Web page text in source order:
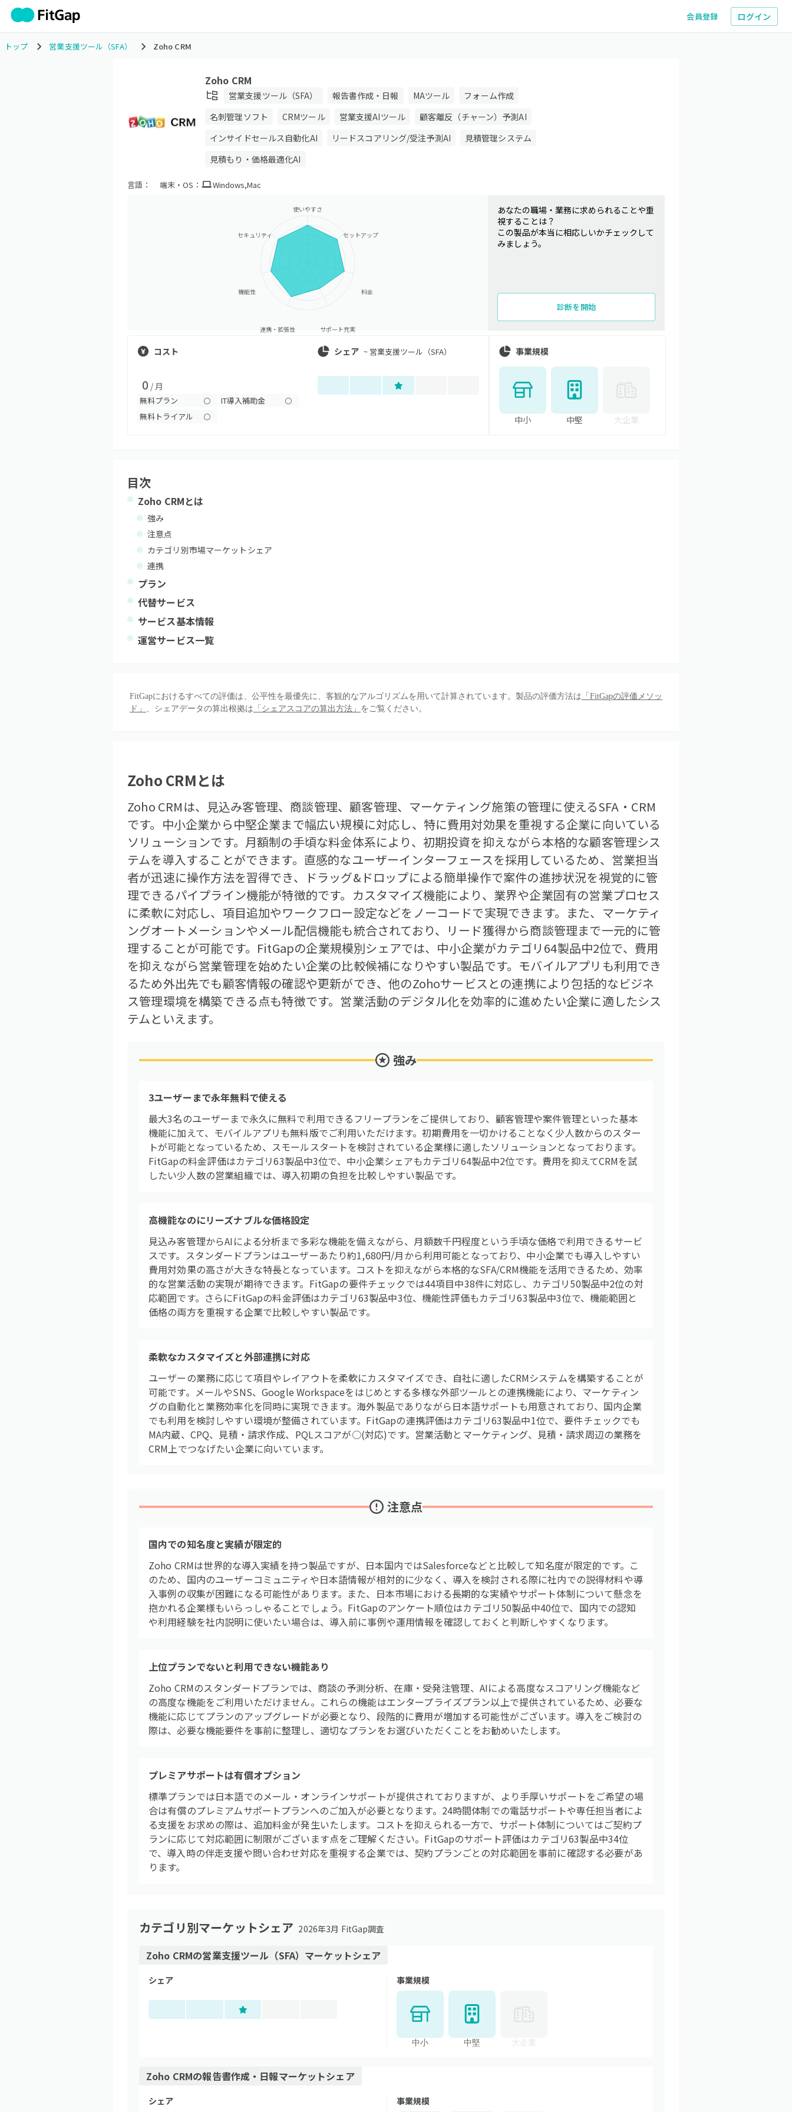
会員登録 ログイン
トップ 営業支援ツール（SFA） Zoho CRM
Zoho CRM
営業支援ツール（SFA） 報告書作成・日報 MAツール
フォーム作成
名刺管理ソフト
CRMツール 営業支援AIツール
顧客離反（チャーン）予測AI
インサイドセールス自動化AI
リードスコアリング/受注予測AI
見積管理システム
見積もり・価格最適化AI
言語： 端末・OS： Windows,Mac
使いやすさ
セットアップ
料金
サポート充実
連携・拡張性
機能性
セキュリティ
あなたの職場・業務に求められることや重
視することは？
この製品が本当に相応しいかチェックして
みましょう。
診断を開始
コスト
0 / 月
無料プラン 〇 IT導入補助金 〇
無料トライアル 〇
シェア ~ 営業支援ツール（SFA） 事業規模
中小 中堅 大企業
目次
Zoho CRMとは
強み
注意点
カテゴリ別市場マーケットシェア
連携
プラン
代替サービス
サービス基本情報
運営サービス一覧
FitGapにおけるすべての評価は、公平性を最優先に、客観的なアルゴリズムを用いて計算されています。製品の評価方法は 「FitGapの評価メソッ
ド」 、シェアデータの算出根拠は 「シェアスコアの算出方法」 をご覧ください。
Zoho CRMとは
Zoho CRMは、見込み客管理、商談管理、顧客管理、マーケティング施策の管理に使えるSFA・CRM
です。中小企業から中堅企業まで幅広い規模に対応し、特に費用対効果を重視する企業に向いている
ソリューションです。月額制の手頃な料金体系により、初期投資を抑えながら本格的な顧客管理シス
テムを導入することができます。直感的なユーザーインターフェースを採用しているため、営業担当
者が迅速に操作方法を習得でき、ドラッグ&ドロップによる簡単操作で案件の進捗状況を視覚的に管
理できるパイプライン機能が特徴的です。カスタマイズ機能により、業界や企業固有の営業プロセス
に柔軟に対応し、項目追加やワークフロー設定などをノーコードで実現できます。また、マーケティ
ングオートメーションやメール配信機能も統合されており、リード獲得から商談管理まで一元的に管
理することが可能です。FitGapの企業規模別シェアでは、中小企業がカテゴリ64製品中2位で、費用
を抑えながら営業管理を始めたい企業の比較候補になりやすい製品です。モバイルアプリも利用でき
るため外出先でも顧客情報の確認や更新ができ、他のZohoサービスとの連携により包括的なビジネ
ス管理環境を構築できる点も特徴です。営業活動のデジタル化を効率的に進めたい企業に適したシス
テムといえます。
強み
3ユーザーまで永年無料で使える
最大3名のユーザーまで永久に無料で利用できるフリープランをご提供しており、顧客管理や案件管理といった基本
機能に加えて、モバイルアプリも無料版でご利用いただけます。初期費用を一切かけることなく少人数からのスター
トが可能となっているため、スモールスタートを検討されている企業様に適したソリューションとなっております。
FitGapの料金評価はカテゴリ63製品中3位で、中小企業シェアもカテゴリ64製品中2位です。費用を抑えてCRMを試
したい少人数の営業組織では、導入初期の負担を比較しやすい製品です。
高機能なのにリーズナブルな価格設定
見込み客管理からAIによる分析まで多彩な機能を備えながら、月額数千円程度という手頃な価格で利用できるサービ
スです。スタンダードプランはユーザーあたり約1,680円/月から利用可能となっており、中小企業でも導入しやすい
費用対効果の高さが大きな特長となっています。コストを抑えながら本格的なSFA/CRM機能を活用できるため、効率
的な営業活動の実現が期待できます。FitGapの要件チェックでは44項目中38件に対応し、カテゴリ50製品中2位の対
応範囲です。さらにFitGapの料金評価はカテゴリ63製品中3位、機能性評価もカテゴリ63製品中3位で、機能範囲と
価格の両方を重視する企業で比較しやすい製品です。
柔軟なカスタマイズと外部連携に対応
ユーザーの業務に応じて項目やレイアウトを柔軟にカスタマイズでき、自社に適したCRMシステムを構築することが
可能です。メールやSNS、Google Workspaceをはじめとする多様な外部ツールとの連携機能により、マーケティン
グの自動化と業務効率化を同時に実現できます。海外製品でありながら日本語サポートも用意されており、国内企業
でも利用を検討しやすい環境が整備されています。FitGapの連携評価はカテゴリ63製品中1位で、要件チェックでも
MA内蔵、CPQ、見積・請求作成、PQLスコアが○(対応)です。営業活動とマーケティング、見積・請求周辺の業務を
CRM上でつなげたい企業に向いています。
注意点
国内での知名度と実績が限定的
Zoho CRMは世界的な導入実績を持つ製品ですが、日本国内ではSalesforceなどと比較して知名度が限定的です。こ
のため、国内のユーザーコミュニティや日本語情報が相対的に少なく、導入を検討される際に社内での説得材料や導
入事例の収集が困難になる可能性があります。また、日本市場における長期的な実績やサポート体制について懸念を
抱かれる企業様もいらっしゃることでしょう。FitGapのアンケート順位はカテゴリ50製品中40位で、国内での認知
や利用経験を社内説明に使いたい場合は、導入前に事例や運用情報を確認しておくと判断しやすくなります。
上位プランでないと利用できない機能あり
Zoho CRMのスタンダードプランでは、商談の予測分析、在庫・受発注管理、AIによる高度なスコアリング機能など
の高度な機能をご利用いただけません。これらの機能はエンタープライズプラン以上で提供されているため、必要な
機能に応じてプランのアップグレードが必要となり、段階的に費用が増加する可能性がございます。導入をご検討の
際は、必要な機能要件を事前に整理し、適切なプランをお選びいただくことをお勧めいたします。
プレミアサポートは有償オプション
標準プランでは日本語でのメール・オンラインサポートが提供されておりますが、より手厚いサポートをご希望の場
合は有償のプレミアムサポートプランへのご加入が必要となります。24時間体制での電話サポートや専任担当者によ
る支援をお求めの際は、追加料金が発生いたします。コストを抑えられる一方で、サポート体制についてはご契約プ
ランに応じて対応範囲に制限がございます点をご理解ください。FitGapのサポート評価はカテゴリ63製品中34位
で、導入時の伴走支援や問い合わせ対応を重視する企業では、契約プランごとの対応範囲を事前に確認する必要があ
ります。
カテゴリ別マーケットシェア 2026年3月 FitGap調査
Zoho CRMの営業支援ツール（SFA） マーケットシェア
シェア 事業規模
中小 中堅 大企業
Zoho CRMの報告書作成・日報マーケットシェア
シェア 事業規模